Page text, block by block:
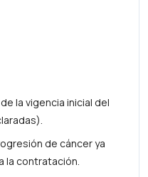
la vigencia inicial del
de cáncer ya
la contratación.